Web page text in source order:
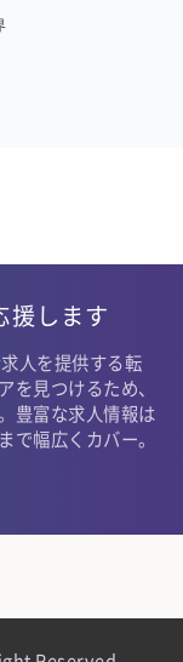
援します
人を提供する転
見つけるため、
豊富な求人情報は
幅広くカバー。